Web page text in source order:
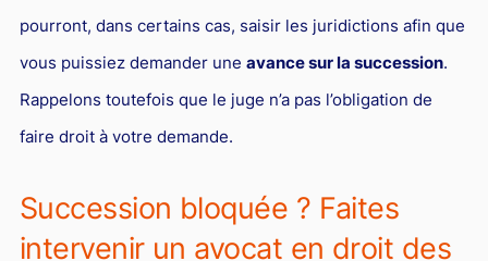
pourront, dans certains cas, saisir les juridictions afin que
vous puissiez demander une avance sur la succession.
Rappelons toutefois que le juge n’a pas l’obligation de
faire droit à votre demande.
Succession bloquée ? Faites
intervenir un avocat en droit des